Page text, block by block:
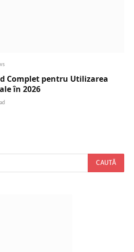
Complet pentru Utilizarea
în 2026